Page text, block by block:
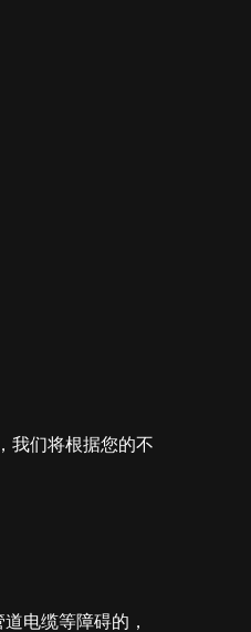
我们将根据您的不
电缆等障碍的，